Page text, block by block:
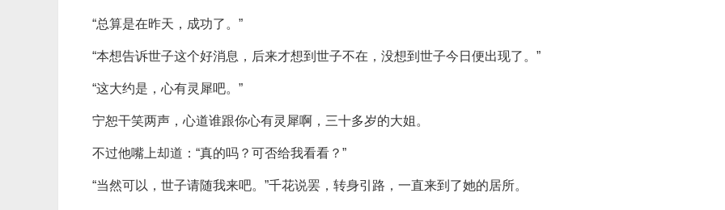
“总算是在昨天，成功了。”
“本想告诉世子这个好消息，后来才想到世子不在，没想到世子今日便出现了。”
“这大约是，心有灵犀吧。”
宁恕干笑两声，心道谁跟你心有灵犀啊，三十多岁的大姐。
不过他嘴上却道：“真的吗？可否给我看看？”
“当然可以，世子请随我来吧。”千花说罢，转身引路，一直来到了她的居所。